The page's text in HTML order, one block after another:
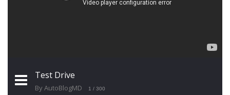
Test Drive
By AutoBlogMD 1 / 300